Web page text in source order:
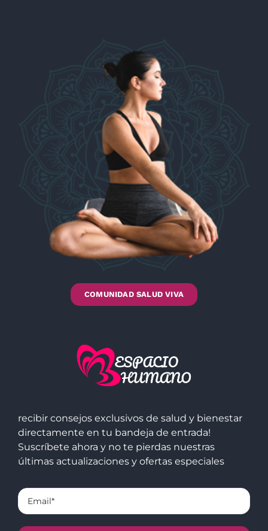
COMUNIDAD SALUD VIVA
recibir consejos exclusivos de salud y bienestar
directamente en tu bandeja de entrada!
Suscríbete ahora y no te pierdas nuestras
últimas actualizaciones y ofertas especiales